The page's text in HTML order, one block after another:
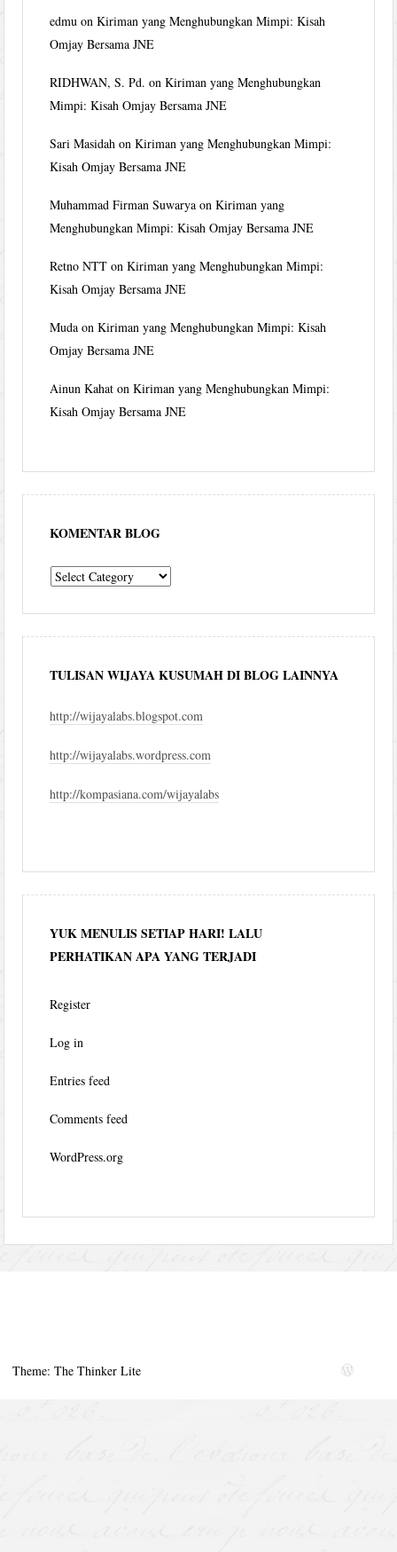
edmu onKiriman yang Menghubungkan Mimpi: Kisah
Omjay Bersama JNE
RIDHWAN, S. Pd. onKiriman yang Menghubungkan
Mimpi: Kisah Omjay Bersama JNE
Sari Masidah onKiriman yang Menghubungkan Mimpi:
Kisah Omjay Bersama JNE
Muhammad Firman Suwarya onKiriman yang
Menghubungkan Mimpi: Kisah Omjay Bersama JNE
Retno NTT onKiriman yang Menghubungkan Mimpi:
Kisah Omjay Bersama JNE
Muda onKiriman yang Menghubungkan Mimpi: Kisah
Omjay Bersama JNE
Ainun Kahat onKiriman yang Menghubungkan Mimpi:
Kisah Omjay Bersama JNE
KOMENTAR BLOG
komentar
TULISAN WIJAYA KUSUMAH DI BLOG LAINNYA
http://wijayalabs.blogspot.com
http://wijayalabs.wordpress.com
http://kompasiana.com/wijayalabs
YUK MENULIS SETIAP HARI! LALU
PERHATIKAN APA YANG TERJADI
Register
Log in
Entries feed
Comments feed
WordPress.org
Theme: The Thinker Lite